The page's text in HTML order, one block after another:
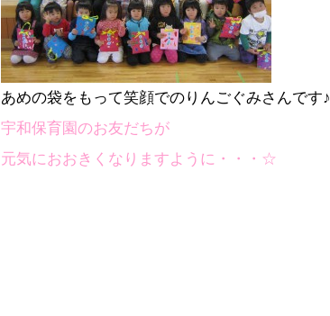
あめの袋をもって笑顔でのりんごぐみさんです♪
宇和保育園のお友だちが
元気におおきくなりますように・・・☆